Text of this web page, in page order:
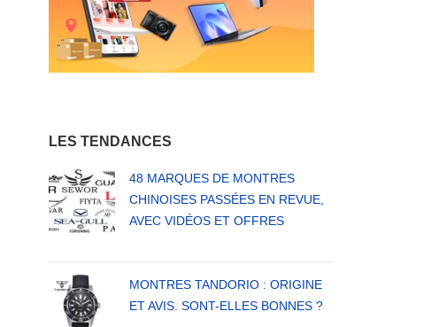
LES TENDANCES
48 MARQUES DE MONTRES
CHINOISES PASSÉES EN REVUE,
AVEC VIDÉOS ET OFFRES
MONTRES TANDORIO : ORIGINE
ET AVIS. SONT-ELLES BONNES ?